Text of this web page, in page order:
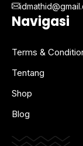
Navigasi
Terms &
Tentang
Shop
Blog